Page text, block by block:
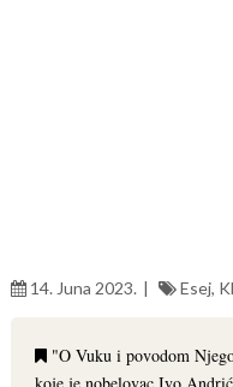
14. Juna 2023. Esej,
"O Vuku i povodom